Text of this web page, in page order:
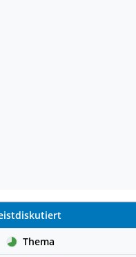
PauseThema